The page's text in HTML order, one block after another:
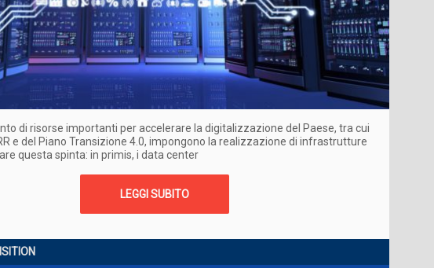
di risorse importanti per accelerare la digitalizzazione del Paese, tra cui
e del Piano Transizione 4.0, impongono la realizzazione di infrastrutture
questa spinta: in primis, i data center
LEGGI SUBITO